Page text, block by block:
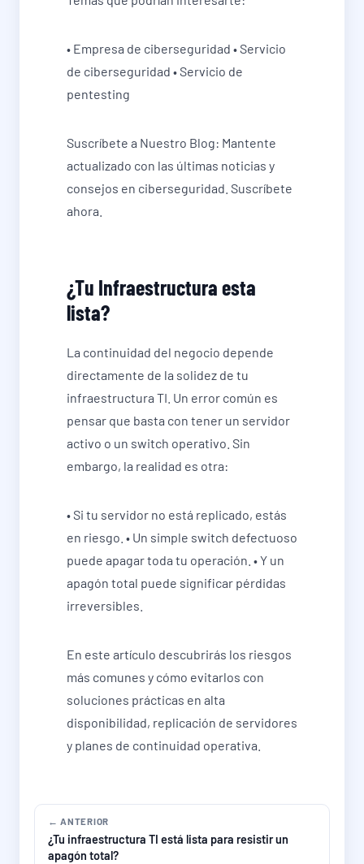
• Empresa de ciberseguridad • Servicio
de ciberseguridad • Servicio de
pentesting
Suscríbete a Nuestro Blog: Mantente
actualizado con las últimas noticias y
consejos en ciberseguridad. Suscríbete
ahora.
¿Tu Infraestructura esta
lista?
La continuidad del negocio depende
directamente de la solidez de tu
infraestructura TI. Un error común es
pensar que basta con tener un servidor
activo o un switch operativo. Sin
embargo, la realidad es otra:
• Si tu servidor no está replicado, estás
en riesgo. • Un simple switch defectuoso
puede apagar toda tu operación. • Y un
apagón total puede significar pérdidas
irreversibles.
En este artículo descubrirás los riesgos
más comunes y cómo evitarlos con
soluciones prácticas en alta
disponibilidad, replicación de servidores
y planes de continuidad operativa.
← ANTERIOR
¿Tu infraestructura TI está lista para resistir un
apagón total?